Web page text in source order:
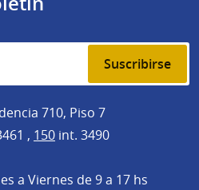
Suscribirse
710, Piso 7
, 150 int. 3490
a Viernes de 9 a 17 hs